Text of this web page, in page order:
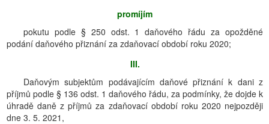
promíjím
pokutu podle § 250 odst. 1 daňového řádu za opožděné
podání daňového přiznání za zdaňovací období roku 2020;
III.
Daňovým subjektům podávajícím daňové přiznání k dani z
příjmů podle § 136 odst. 1 daňového řádu, za podmínky, že dojde k
úhradě daně z příjmů za zdaňovací období roku 2020 nejpozději
dne 3. 5. 2021,